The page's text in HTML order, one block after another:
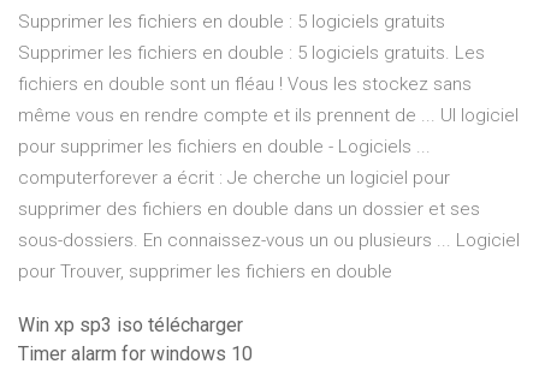
Supprimer les fichiers en double : 5 logiciels gratuits
Supprimer les fichiers en double : 5 logiciels gratuits. Les
fichiers en double sont un fléau ! Vous les stockez sans
même vous en rendre compte et ils prennent de ... Ul logiciel
pour supprimer les fichiers en double - Logiciels ...
computerforever a écrit : Je cherche un logiciel pour
supprimer des fichiers en double dans un dossier et ses
sous-dossiers. En connaissez-vous un ou plusieurs ... Logiciel
pour Trouver, supprimer les fichiers en double
Win xp sp3 iso télécharger
Timer alarm for windows 10